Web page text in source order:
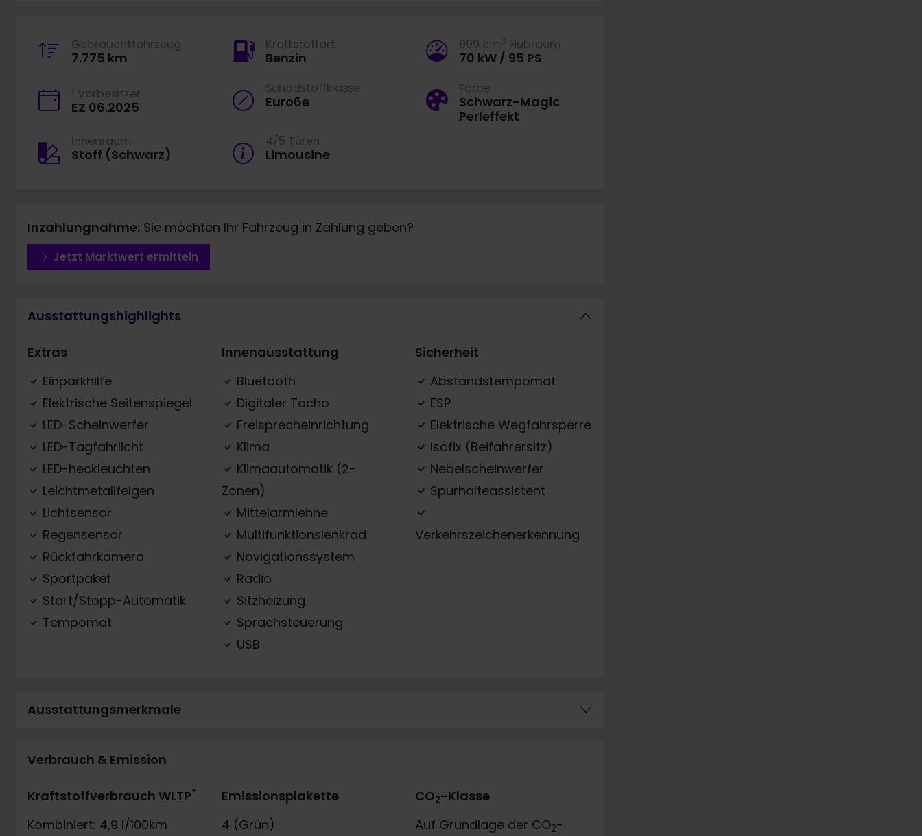
Gebrauchtfahrzeug
7.775 km
Kraftstoffart
Benzin
999 cm 3 Hubraum
70 kW / 95 PS
1 Vorbesitzer
EZ 06.2025
Schadstoffklasse
Euro6e
Farbe
Schwarz-Magic
Perleffekt
Innenraum
Stoff (Schwarz)
4/5 Türen
Limousine
Inzahlungnahme: Sie möchten Ihr Fahrzeug in Zahlung geben?
Jetzt Marktwert ermitteln
Ausstattungshighlights
Extras
Einparkhilfe
Elektrische Seitenspiegel
LED-Scheinwerfer
LED-Tagfahrlicht
LED-heckleuchten
Leichtmetallfelgen
Lichtsensor
Regensensor
Rückfahrkamera
Sportpaket
Start/Stopp-Automatik
Tempomat
Innenausstattung
Bluetooth
Digitaler Tacho
Freisprecheinrichtung
Klima
Klimaautomatik (2-
Zonen)
Mittelarmlehne
Multifunktionslenkrad
Navigationssystem
Radio
Sitzheizung
Sprachsteuerung
USB
Sicherheit
Abstandstempomat
ESP
Elektrische Wegfahrsperre
Isofix (Beifahrersitz)
Nebelscheinwerfer
Spurhalteassistent
Verkehrszeichenerkennung
Ausstattungsmerkmale
Verbrauch & Emission
Kraftstoffverbrauch WLTP*
Kombiniert: 4,9 l/100km
Emissionsplakette
4 (Grün)
CO2-Klasse
Auf Grundlage der CO2-